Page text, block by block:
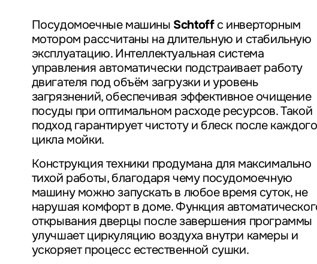
Посудомоечные машины Schtoffс инверторным
мотором рассчитаны на длительную и стабильную
эксплуатацию. Интеллектуальная система
управления автоматически подстраивает работу
двигателя под объём загрузки и уровень
загрязнений, обеспечивая эффективное очищение
посуды при оптимальном расходе ресурсов. Такой
подход гарантирует чистоту и блеск после каждого
цикла мойки.
Конструкция техники продумана для максимально
тихой работы, благодаря чему посудомоечную
машину можно запускать в любое время суток, не
нарушая комфорт в доме. Функция
открывания дверцы после завершения программы
улучшает циркуляцию воздуха внутри камеры и
ускоряет процесс естественной сушки.